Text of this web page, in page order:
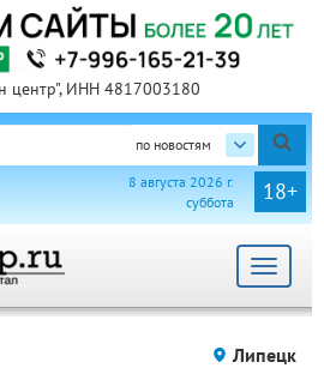
центр", ИНН 4817003180
по новостям
18+
8 августа 2026 г.
суббота
Toggle
Липецк